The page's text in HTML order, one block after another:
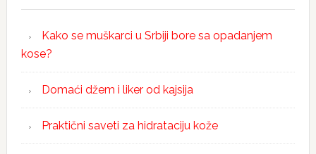
Kako se muškarci u Srbiji bore sa opadanjem
kose?
Domaći džem i liker od kajsija
Praktični saveti za hidrataciju kože